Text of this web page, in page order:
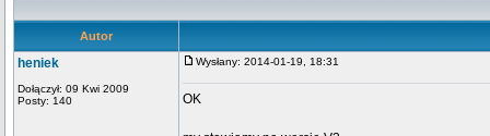
Autor
heniek
Dołączył: 09 Kwi 2009
Posty: 140
Wysłany: 2014-01-19, 18:31
OK